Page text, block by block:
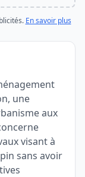
En savoir plus
une
aux
visant à
sans avoir